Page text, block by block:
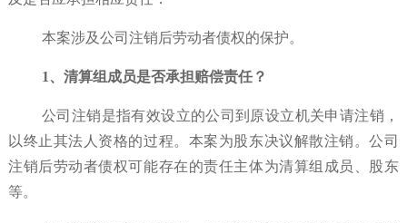
本案涉及公司注销后劳动者债权的保护。
1、清算组成员是否承担赔偿责任？
公司注销是指有效设立的公司到原设立机关申请注销，
以终止其法人资格的过程。本案为股东决议解散注销。公司
注销后劳动者债权可能存在的责任主体为清算组成员、股东
等。